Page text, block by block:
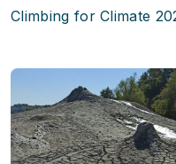
Climbing for Climate